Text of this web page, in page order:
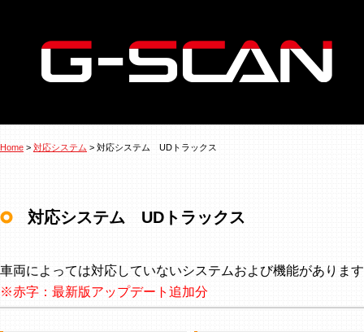
Home > 対応システム > 対応システム UDトラックス
対応システム UDトラックス
車両によっては対応していないシステムおよび機能がありま
※赤字：最新版アップデート追加分